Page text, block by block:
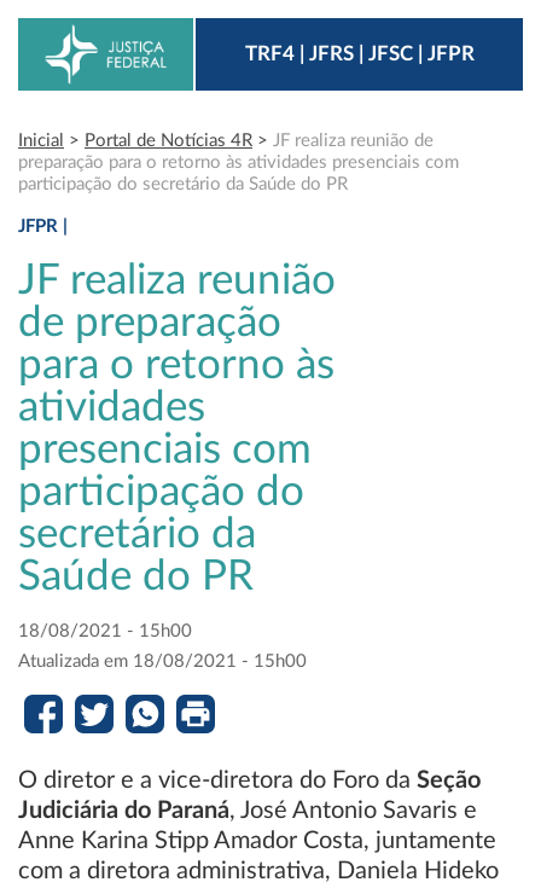
TRF4 | JFRS | JFSC | JFPR
Inicial > Portal de Notícias 4R > JF realiza reunião de
preparação para o retorno às atividades presenciais com
participação do secretário da Saúde do PR
JFPR |
JF realiza reunião
de preparação
para o retorno às
atividades
presenciais com
participação do
secretário da
Saúde do PR
18/08/2021 - 15h00
Atualizada em 18/08/2021 - 15h00
O diretor e a vice-diretora do Foro da Seção
Judiciária do Paraná, José Antonio Savaris e
Anne Karina Stipp Amador Costa, juntamente
com a diretora administrativa, Daniela Hideko